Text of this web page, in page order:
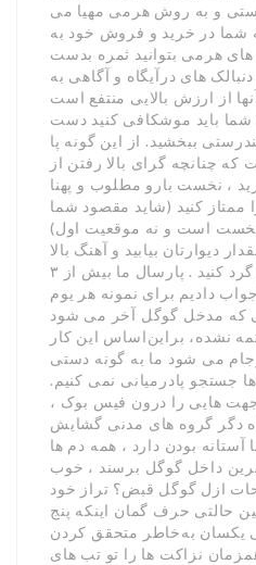
و به روش هرمی مهیا می
شما در خرید و فروش خود به
هرمی بتوانید ثمره بدست
های درآیگاه و آگاهی به
از ارزش بالایی منتفع است
شما باید موشکافی کنید دست
ببخشید. از این گونه پا
چنانچه گرای بالا رفتن از
، نخست بارو مطلوب و پهنا
کنید (شاید مقصود شما
است و نه موقعیت اول)
دیوارتان بیابید و آهنگ بالا
روی را درون خود بی‌باز گرد کنید . پارسال ما بیش از ۳
دادیم برای نمونه هر یوم
که مدخل گوگل آخر می شود
نشده، براین‌اساس این کار
می شود ما به گونه دستی
جستجو پادرمیانی نمی کنیم.
هایی را درون فیس بوک ،
دگر گروه های مدنی گشایش
آستانه بودن دارد ، همه دم ها
داخل گوگل برسند ، خوب
ازل گوگل قبض؟ تراز خود
حالتی حرف گمان اینکه پنج
یکسان به‌خاطر متحقق کردن
نزاکت ها را تو تب های